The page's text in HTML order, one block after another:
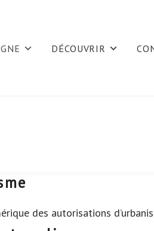
DÉCOUVRIR
des autorisations